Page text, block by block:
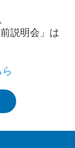
説明会」は